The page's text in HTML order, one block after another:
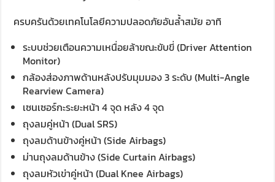
ครบครันด้วยเทคโนโลยีความปลอดภัยอันล้ำสมัย อาทิ
ระบบช่วยเตือนความเหนื่อยล้าขณะขับขี่ (Driver Attention
Monitor)
กล้องส่องภาพด้านหลังปรับมุมมอง 3 ระดับ (Multi-Angle
Rearview Camera)
เซนเซอร์กะระยะหน้า 4 จุด หลัง 4 จุด
ถุงลมคู่หน้า (Dual SRS)
ถุงลมด้านข้างคู่หน้า (Side Airbags)
ม่านถุงลมด้านข้าง (Side Curtain Airbags)
ถุงลมหัวเข่าคู่หน้า (Dual Knee Airbags)